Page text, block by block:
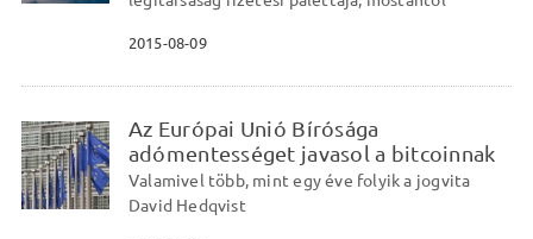
2015-08-09
Az Európai Unió Bírósága
adómentességet javasol a bitcoinnak
Valamivel több, mint egy éve folyik a jogvita
David Hedqvist